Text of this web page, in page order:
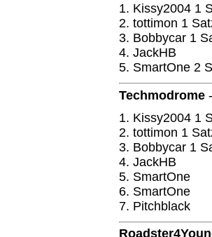
1. Kissy2004 1
2. tottimon 1
3. Bobbycar 1
4. JackHB
5. SmartOne 2
Techmodrome -
1. Kissy2004 1
2. tottimon 1
3. Bobbycar 1
4. JackHB
5. SmartOne
6. SmartOne
7. Pitchblack